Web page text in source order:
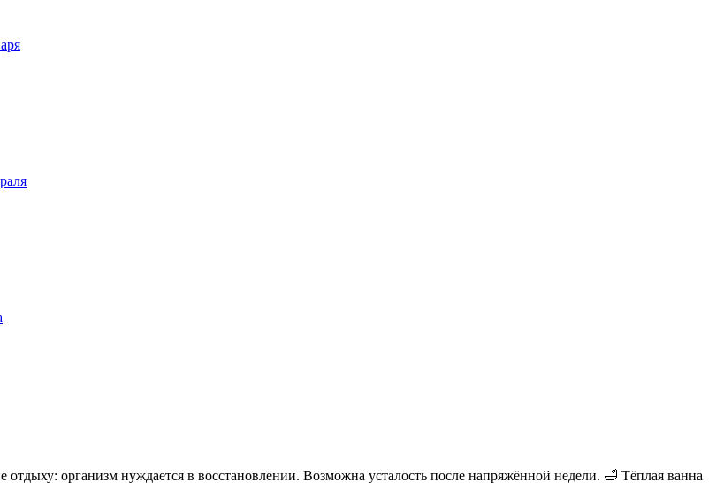
отдыху: организм нуждается в восстановлении. Возможна усталость после напряжённой недели. 🛁 Тёплая ванна